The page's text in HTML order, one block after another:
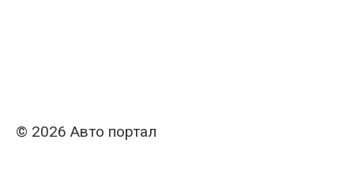
© 2026 Авто портал